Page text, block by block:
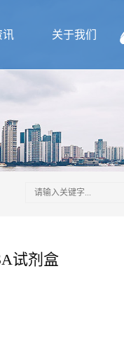
讯 关于我们
试剂盒